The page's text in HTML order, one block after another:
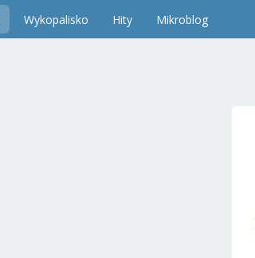
Wykopalisko Hity Mikroblog